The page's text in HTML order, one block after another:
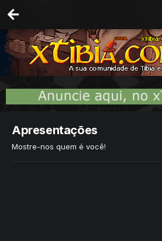
Apresentações
Mostre-nos quem é você!